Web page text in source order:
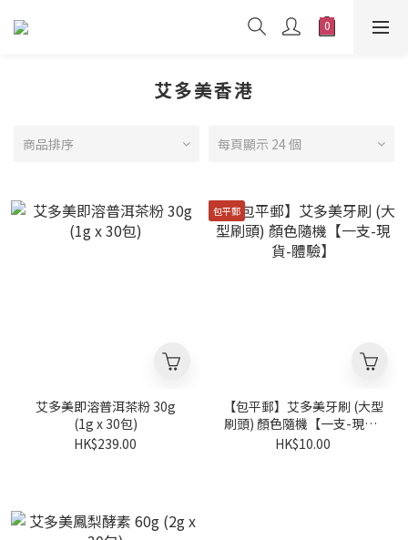
艾多美香港
商品排序 每頁顯示 24 個
艾多美即溶普洱茶粉 30g
(1g x 30包)
HK$239.00
包平郵
【包平郵】艾多美牙刷 (大型
刷頭) 顏色隨機【一支-現貨-
體驗】
HK$10.00